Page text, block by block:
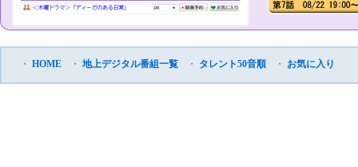
・ HOME ・ 地上デジタル番組一覧 ・ タレント50音順 ・ お気に入り